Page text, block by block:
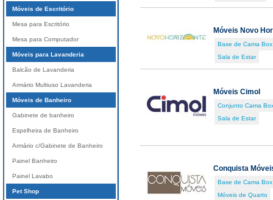
Móveis Novo
Base de Cama Box
Sala de Estar
Móveis Cimol
Conjunto Cama
Sala de Estar
Conquista
Base de Cama Box
Móveis de Quarto
Móveis de Escritório
Mesa para Escritório
Mesa para Computador
Móveis para Lavanderia
Balcão de Lavanderia
Armário Multiuso Lavanderia
Móveis de Banheiro
Gabinete de banheiro
Espelheira de Banheiro
Armário c/Gabinete de Banheiro
Painel Banheiro
Painel Lavabo
Pet Shop